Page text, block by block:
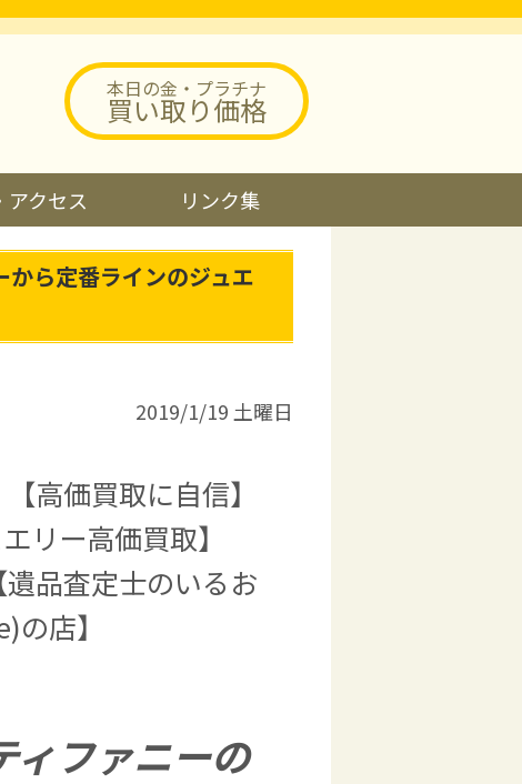
本日の金・プラチナ
買い取り価格
アクセス リンク集
から定番ラインのジュエ
2019/1/19 土曜日
高価買取に自信】
リー高価買取】
遺品査定士のいるお
店】
ィファニーの